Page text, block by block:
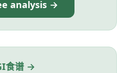
analysis →
食谱 →